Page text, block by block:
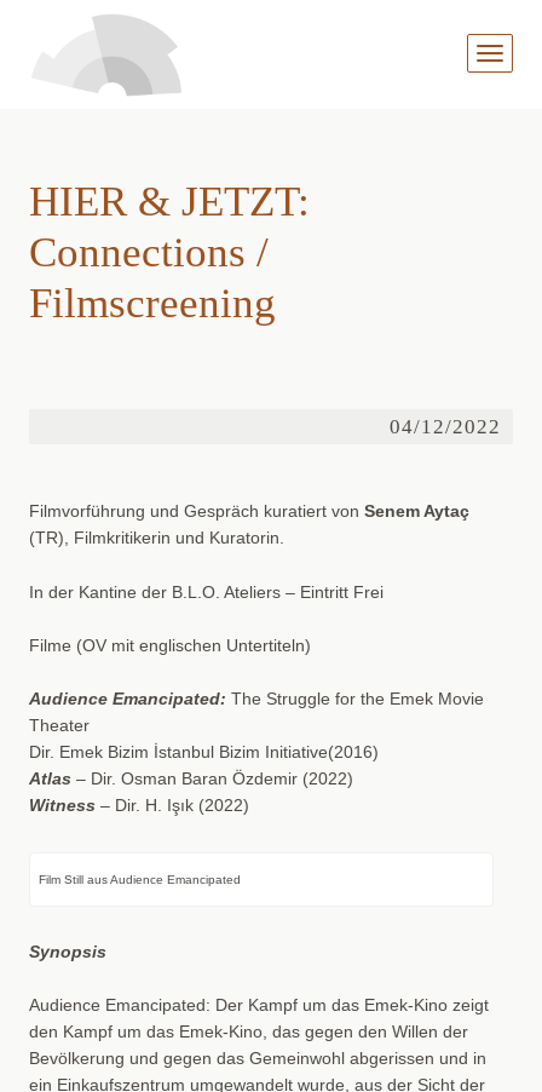
MENÜ
HIER & JETZT:
Connections /
Filmscreening
04/12/2022
Filmvorführung und Gespräch kuratiert von Senem Aytaç
(TR), Filmkritikerin und Kuratorin.
In der Kantine der B.L.O. Ateliers – Eintritt Frei
Filme (OV mit englischen Untertiteln)
Audience Emancipated: The Struggle for the Emek Movie
Theater
Dir. Emek Bizim İstanbul Bizim Initiative(2016)
Atlas– Dir. Osman Baran Özdemir (2022)
Witness – Dir. H. Işık (2022)
Film Still aus Audience Emancipated
Synopsis
Audience Emancipated: Der Kampf um das Emek-Kino zeigt
den Kampf um das Emek-Kino, das gegen den Willen der
Bevölkerung und gegen das Gemeinwohl abgerissen und in
ein Einkaufszentrum umgewandelt wurde, aus der Sicht der